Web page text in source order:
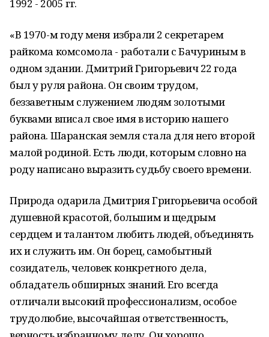
1992 - 2005 гг.
«В 1970-м году меня избрали 2 секретарем
райкома комсомола - работали с Бачуриным в
одном здании. Дмитрий Григорьевич 22 года
был у руля района. Он своим трудом,
беззаветным служением людям золотыми
буквами вписал свое имя в историю нашего
района. Шаранская земля стала для него второй
малой родиной. Есть люди, которым словно на
роду написано выразить судьбу своего времени.
Природа одарила Дмитрия Григорьевича особой
душевной красотой, большим и щедрым
сердцем и талантом любить людей, объединять
их и служить им. Он борец, самобытный
созидатель, человек конкретного дела,
обладатель обширных знаний. Его всегда
отличали высокий профессионализм, особое
трудолюбие, высочайшая ответственность,